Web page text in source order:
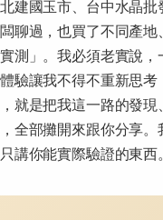
建國玉市、台中水晶批
聊過，也買了不同產地
測」。我必須老實說，
驗讓我不得不重新思考
就是把我這一路的發現
全部攤開來跟你分享。
講你能實際驗證的東西。